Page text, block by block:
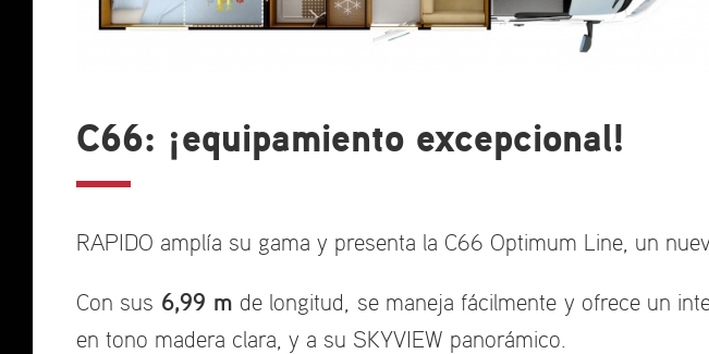
C66: ¡equipamiento excepcional!
RAPIDO amplía su gama y presenta la C66 Optimum Line, un
Con sus 6,99 m de longitud, se maneja fácilmente y ofrece un
en tono madera clara, y a su SKYVIEW panorámico.